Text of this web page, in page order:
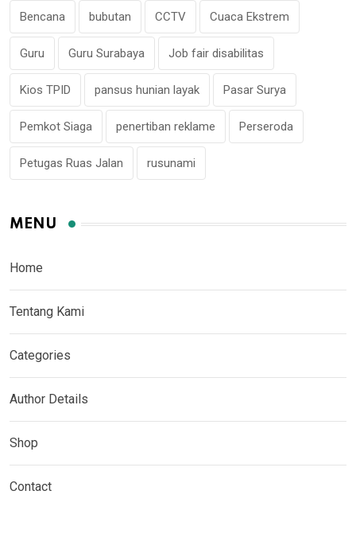
Bencana bubutan CCTV Cuaca Ekstrem
Guru Guru Surabaya Job fair disabilitas
Kios TPID pansus hunian layak Pasar Surya
Pemkot Siaga penertiban reklame Perseroda
Petugas Ruas Jalan rusunami
MENU
Home
Tentang Kami
Categories
Author Details
Shop
Contact